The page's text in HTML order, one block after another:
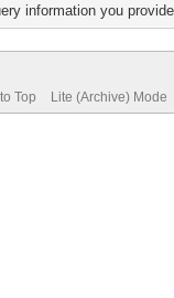
information you
Top Lite (Archive) Mode